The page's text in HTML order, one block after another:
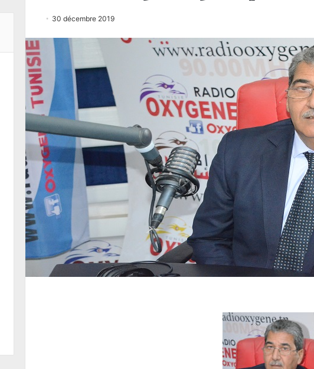
30 décembre 2019